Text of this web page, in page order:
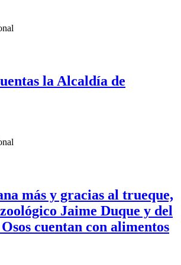
la Alcaldía de
más y gracias al trueque,
Jaime Duque y del
cuentan con alimentos